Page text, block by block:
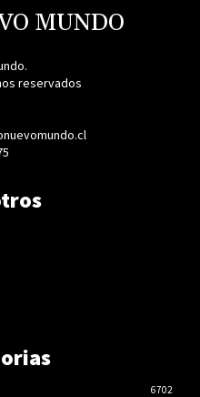
MUNDO
reservados
6702